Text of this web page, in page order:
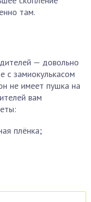
там.
— довольно
с замиокулькасом
не имеет пушка на
вам
плёнка;